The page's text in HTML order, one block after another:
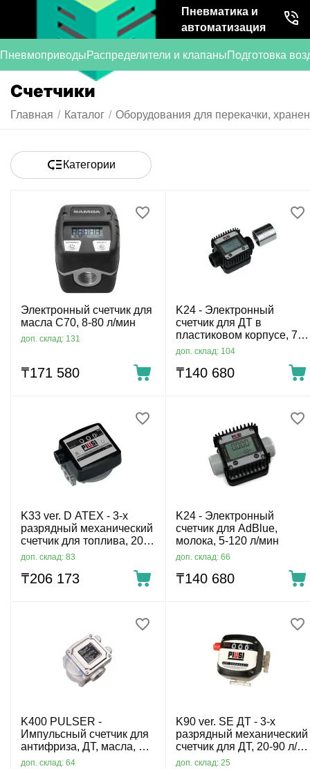
Пневматика и
автоматизация
ПневмоприводыРаспределители и клапаныПодготовка
Счетчики
Главная / Каталог / Оборудования для перекачки,
Категории
Электронный счетчик для
масла С70, 8-80 л/мин
доп. склад: 131
₸171 580
K24 - Электронный
счетчик для ДТ в
пластиковом корпусе, 7-
120 л/мин
доп. склад: 104
₸140 680
K33 ver. D ATEX - 3-х
разрядный механический
счетчик для топлива, 20-
120 л/мин
доп. склад: 83
₸206 173
K24 - Электронный
счетчик для AdBlue,
молока, 5-120 л/мин
доп. склад: 66
₸140 680
K400 PULSER -
Импульсный счетчик для
антифриза, ДТ, масла, 1-
30 л/мин
доп. склад: 64
K90 ver. SE ДТ - 3-х
разрядный механический
счетчик для ДТ, 20-90 л/
мин
доп. склад: 25